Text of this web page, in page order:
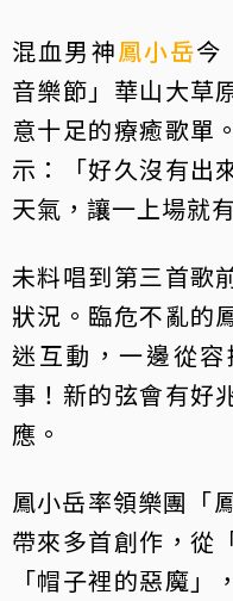
混血男神鳳小岳今
音樂節」華山大草
意十足的療癒歌單
示：「好久沒有出
天氣，讓一上場就
未料唱到第三首歌
狀況。臨危不亂的
迷互動，一邊從
事！新的弦會有好
應。
鳳小岳率領樂團「
帶來多首創作，從
「帽子裡的惡魔